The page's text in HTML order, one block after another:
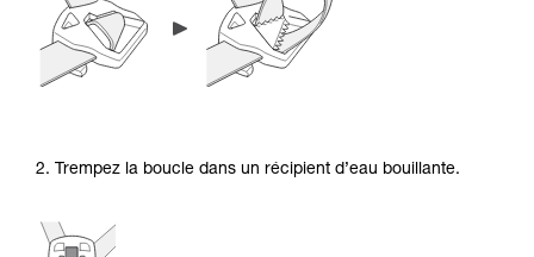
2. Trempez la boucle dans un récipient d’eau bouillante.